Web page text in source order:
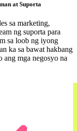
at Suporta
sa marketing,
ng suporta para
sa loob ng iyong
ka sa bawat hakbang
ang mga negosyo na